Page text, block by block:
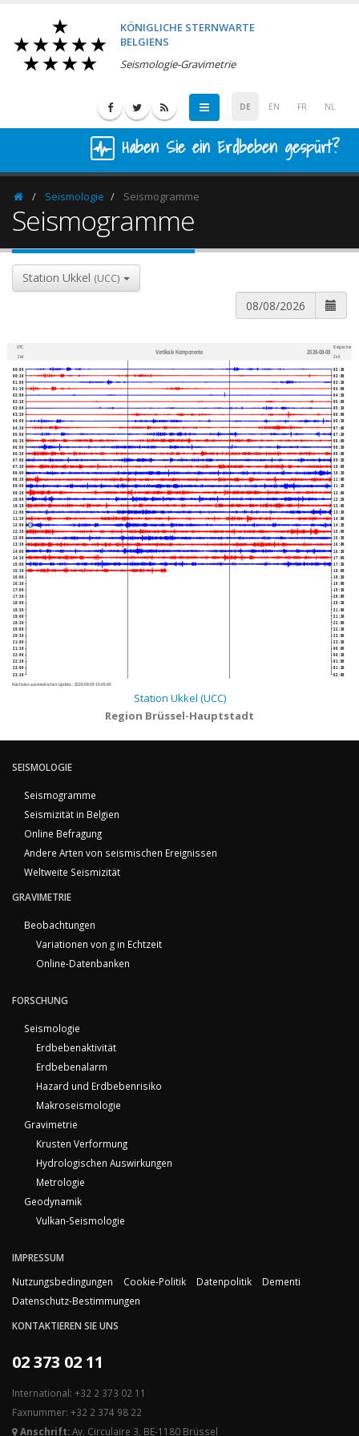
KÖNIGLICHE STERNWARTE
BELGIENS
Seismologie-Gravimetrie
DE EN FR NL
Haben Sie ein Erdbeben gespürt?
HomepageSeismologie Seismogramme
Seismogramme
Station Ukkel (UCC)
UTC
Zeit
Vertikale Komponente 2026-08-08
Belgischer
Zeit
00:00
00:30
01:00
01:30
02:00
02:30
03:00
03:30
04:00
04:30
05:00
05:30
06:00
06:30
07:00
07:30
08:00
08:30
09:00
09:30
10:00
10:30
11:00
11:30
12:00
12:30
13:00
13:30
14:00
14:30
15:00
15:30
16:00
16:30
17:00
17:30
18:00
18:30
19:00
19:30
20:00
20:30
21:00
21:30
22:00
22:30
23:00
23:30
02:30
03:00
03:30
04:00
04:30
05:00
05:30
06:00
06:30
07:00
07:30
08:00
08:30
09:00
09:30
10:00
10:30
11:00
11:30
12:00
12:30
13:00
13:30
14:00
14:30
15:00
15:30
16:00
16:30
17:00
17:30
18:00
18:30
19:00
19:30
20:00
20:30
21:00
21:30
22:00
22:30
23:00
23:30
00:00
00:30
01:00
01:30
02:00
Nächstes automatisches Update : 2026-08-08 15:45:40
Station Ukkel (UCC)
Region Brüssel-Hauptstadt
SEISMOLOGIE
Seismogramme
Seismizität in Belgien
Online Befragung
Andere Arten von seismischen Ereignissen
Weltweite Seismizität
GRAVIMETRIE
Beobachtungen
Variationen von g in Echtzeit
Online-Datenbanken
FORSCHUNG
Seismologie
Erdbebenaktivität
Erdbebenalarm
Hazard und Erdbebenrisiko
Makroseismologie
Gravimetrie
Krusten Verformung
Hydrologischen Auswirkungen
Metrologie
Geodynamik
Vulkan-Seismologie
IMPRESSUM
Nutzungsbedingungen
Cookie-Politik Datenpolitik
Dementi
Datenschutz-Bestimmungen
KONTAKTIEREN SIE UNS
02 373 02 11
International: +32 2 373 02 11
Faxnummer: +32 2 374 98 22
Anschrift:Av. Circulaire 3, BE-1180 Brüssel